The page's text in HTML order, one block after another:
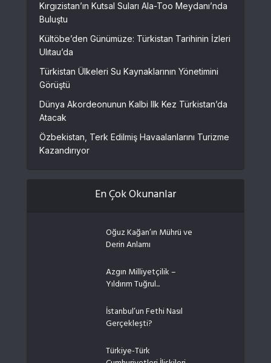
Kırgızistan’ın Kutsal Suları Ala-Too Meydanı’nda
Buluştu
Kültöbe’den Günümüze: Türkistan Tarihinin İzleri
Ulıtau’da
Türkistan Ülkeleri Su Kaynaklarının Yönetimini
Görüştü
Dünya Akordeonunun Kalbi Ilk Kez Türkistan’da
Atacak
Özbekistan, Terk Edilmiş Havaalanlarını Turizme
Kazandırıyor
En Çok Okunanlar
Oğuz Kağan’ın Mührü ve
Derin Anlamı
Azgın Milliyetçilik –
Yıldırım Tuğrul...
İstanbul’un Fethi Nasıl
Gerçekleşti?
Türkiye-Türk